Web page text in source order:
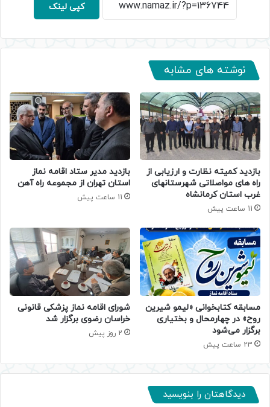
کپی لینک
نوشته های مشابه
بازدید کمیته نظارت و ارزیابی از
راه های مواصلاتی شهرستانهای
غرب استان کرمانشاه
11 ساعت پیش
بازدید مدیر ستاد اقامه نماز
استان تهران از مجموعه راه آهن
11 ساعت پیش
مسابقه کتابخوانی «لیمو شیرین
روح» در چهارمحال و بختیاری
برگزار می‌شود
23 ساعت پیش
شورای اقامه نماز پزشکی قانونی
خراسان رضوی برگزار شد
2 روز پیش
دیدگاهتان را بنویسید